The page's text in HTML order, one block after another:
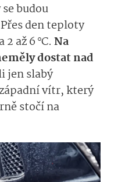
se budou
den teploty
až 6°C. Na
dostat nad
jensla­bý
vítr, který
stočí na